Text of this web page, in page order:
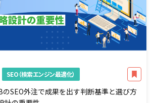
SEO（検索エンジン最適化）
のSEO外注で成果を出す判断基準と選び方